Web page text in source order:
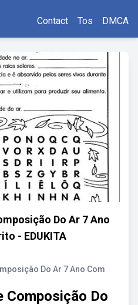
Contact Tos DMCA
Do Ar 7 Ano
- EDUKITA
Do Ar 7 Ano Com
Composição Do